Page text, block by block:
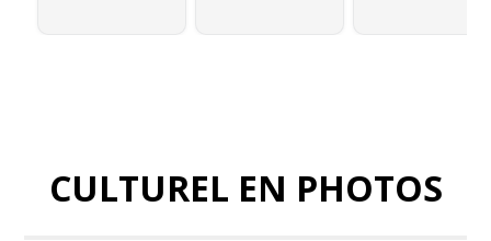
CULTUREL EN PHOTOS